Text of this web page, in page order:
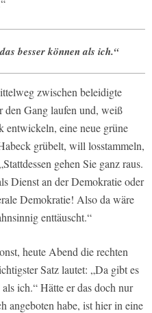
besser können als ich.“
zwischen beleidigte
den Gang laufen und, weiß
entwickeln, eine neue grüne
grübelt, will losstammeln,
gehen Sie ganz raus.
Dienst an der Demokratie oder
Demokratie! Also da wäre
enttäuscht.“
heute Abend die rechten
Satz lautet: „Da gibt es
ich.“ Hätte er das doch nur
angeboten habe, ist hier in eine